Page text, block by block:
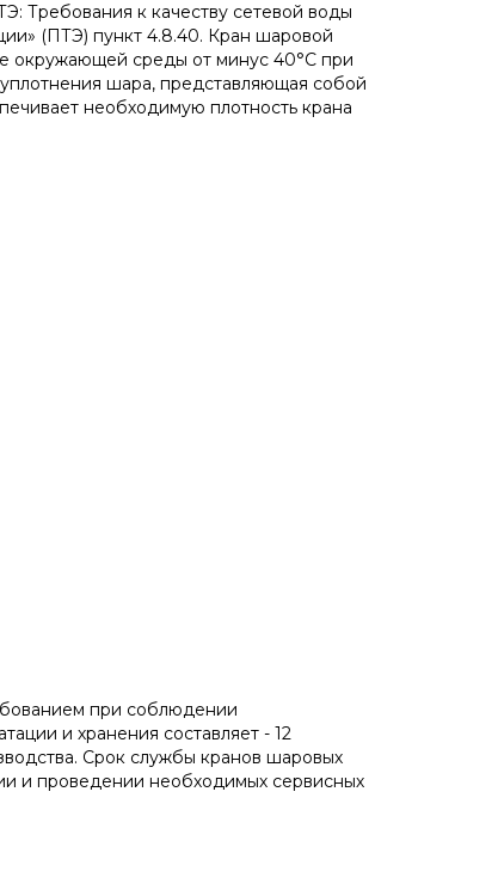
Требования к качеству сетевой воды
(ПТЭ) пункт 4.8.40. Кран шаровой
окружающей среды от минус 40°С при
шара, представляющая собой
необходимую плотность крана
при соблюдении
и хранения составляет - 12
Срок службы кранов шаровых
и проведении необходимых сервисных